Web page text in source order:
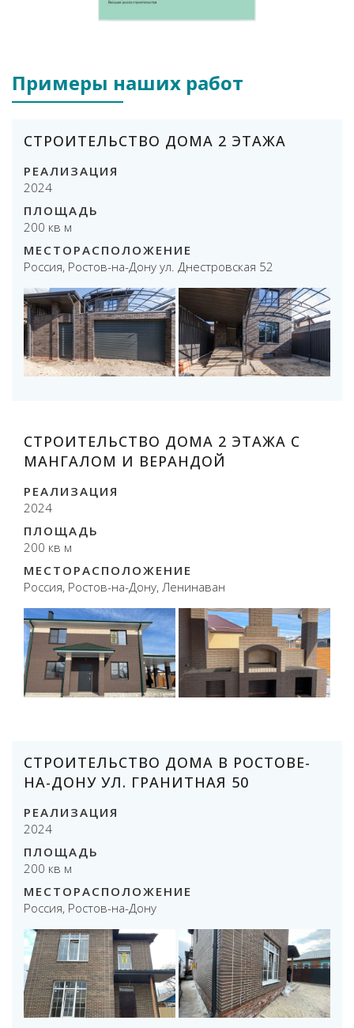
Примеры наших работ
СТРОИТЕЛЬСТВО ДОМА 2 ЭТАЖА
РЕАЛИЗАЦИЯ
2024
ПЛОЩАДЬ
200 кв м
МЕСТОРАСПОЛОЖЕНИЕ
Россия, Ростов-на-Дону ул. Днестровская 52
СТРОИТЕЛЬСТВО ДОМА 2 ЭТАЖА С
МАНГАЛОМ И ВЕРАНДОЙ
РЕАЛИЗАЦИЯ
2024
ПЛОЩАДЬ
200 кв м
МЕСТОРАСПОЛОЖЕНИЕ
Россия, Ростов-на-Дону, Ленинаван
СТРОИТЕЛЬСТВО ДОМА В РОСТОВЕ-
НА-ДОНУ УЛ. ГРАНИТНАЯ 50
РЕАЛИЗАЦИЯ
2024
ПЛОЩАДЬ
200 кв м
МЕСТОРАСПОЛОЖЕНИЕ
Россия, Ростов-на-Дону